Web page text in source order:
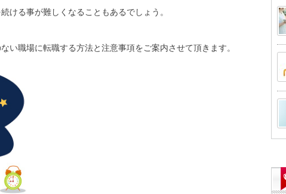
ける事が難しくなることもあるでしょう。
い職場に転職する方法と注意事項をご案内させて頂きます。